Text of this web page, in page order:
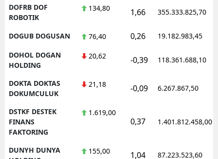
DOFRB DOF
ROBOTIK
134,80 1,66 355.333.825,70
DOGUB DOGUSAN 76,40 0,26 19.182.983,45
DOHOL DOGAN
HOLDING
20,62 -0,39 118.361.688,10
DOKTA DOKTAS
DOKUMCULUK
21,18 -0,09 6.267.867,50
DSTKF DESTEK
FINANS
FAKTORING
1.619,00
0,37 1.401.812.458,00
DUNYH DUNYA
155,00 1,04 87.223.523,60